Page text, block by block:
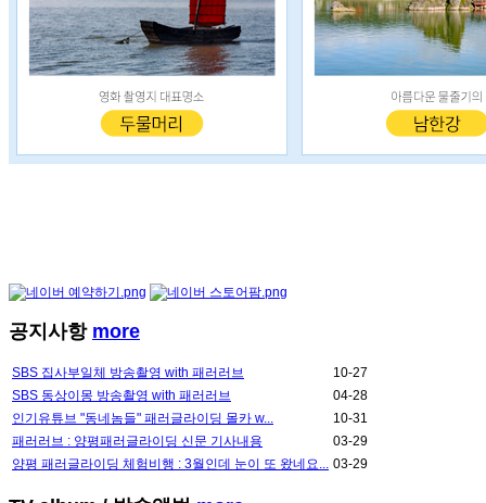
공지사항 more
SBS 집사부일체 방송촬영 with 패러러브
10-27
SBS 동상이몽 방송촬영 with 패러러브
04-28
인기유튜브 "동네놈들" 패러글라이딩 몰카 w...
10-31
패러러브 : 양평패러글라이딩 신문 기사내용
03-29
양평 패러글라이딩 체험비행 : 3월인데 눈이 또 왔네요...
03-29